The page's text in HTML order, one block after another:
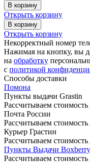
В корзину
Открыть корзину
В корзину
Открыть корзину
Некорректный номер
Нажимая на кнопку, вы
на обработку
c политикой
Способы доставки
Помона
Пункты выдачи Grastin
Рассчитываем стоимость
Почта России
Рассчитываем стоимость
Курьер Грастин
Рассчитываем стоимость
Пункты Выдачи Boxberry
Рассчитываем стоимость